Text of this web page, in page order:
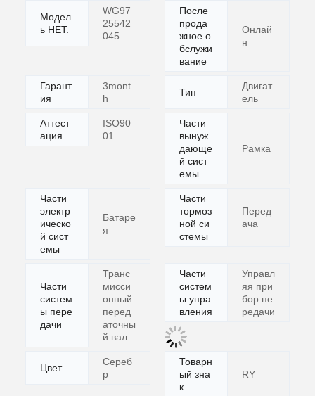
Модел
ь НЕТ.
WG97
25542
045
После
прода
жное о
бслужи
вание
Онлай
н
Гарант
ия
3mont
h
Тип
Двигат
ель
Аттест
ация
ISO90
01
Части
вынуж
дающе
й сист
емы
Рамка
Части
электр
ическо
й сист
емы
Батаре
я
Части
тормоз
ной си
стемы
Перед
ача
Части
систем
ы пере
дачи
Транс
мисси
онный
перед
аточны
й вал
Части
систем
ы упра
вления
Управл
яя при
бор пе
редачи
Цвет
Сереб
р
Товарн
ый зна
к
RY